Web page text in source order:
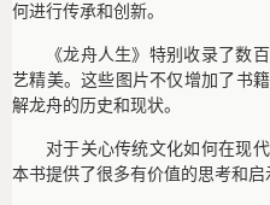
何进行传承和创新。
《龙舟人生》特别收录了数
艺精美。这些图片不仅增加了书
解龙舟的历史和现状。
对于关心传统文化如何在现
本书提供了很多有价值的思考和启